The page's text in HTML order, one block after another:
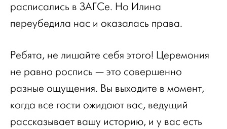
расписались в ЗАГСе. Но Илина
переубедила нас и оказалась права.
Ребята, не лишайте себя этого! Церемония
не равно роспись — это совершенно
разные ощущения. Вы выходите в момент,
когда все гости ожидают вас, ведущий
рассказывает вашу историю, и у вас есть